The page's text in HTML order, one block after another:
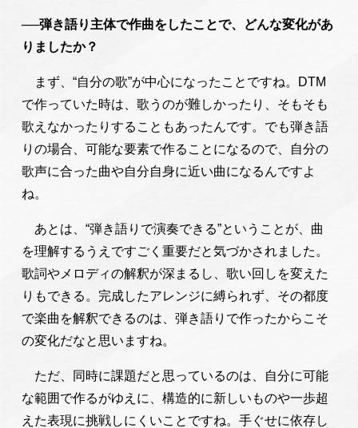
──弾き語り主体で作曲をしたことで、どんな変化があ
りましたか？
まず、“自分の歌”が中心になったことですね。DTM
で作っていた時は、歌うのが難しかったり、そもそも
歌えなかったりすることもあったんです。でも弾き語
りの場合、可能な要素で作ることになるので、自分の
歌声に合った曲や自分自身に近い曲になるんですよ
ね。
あとは、“弾き語りで演奏できる”ということが、曲
を理解するうえですごく重要だと気づかされました。
歌詞やメロディの解釈が深まるし、歌い回しを変えた
りもできる。完成したアレンジに縛られず、その都度
で楽曲を解釈できるのは、弾き語りで作ったからこそ
の変化だなと思いますね。
ただ、同時に課題だと思っているのは、自分に可能
な範囲で作るがゆえに、構造的に新しいものや一歩超
えた表現に挑戦しにくいことですね。手ぐせに依存し